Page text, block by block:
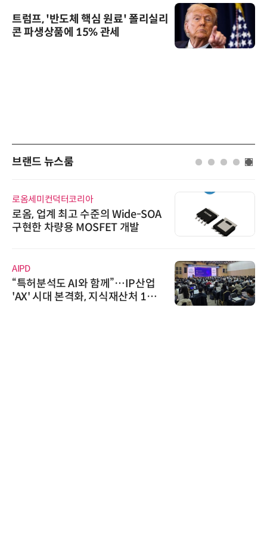
트럼프, '반도체 핵심 원료' 폴리실리
콘 파생상품에 15% 관세
브랜드 뉴스룸
로옴세미컨덕터코리아
로옴, 업계 최고 수준의 Wide-SOA
구현한 차량용 MOSFET 개발
AIPD
“특허분석도 AI와 함께”…IP산업
'AX' 시대 본격화, 지식재산처 1호